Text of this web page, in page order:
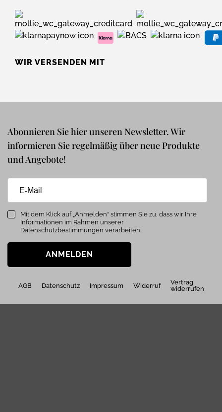
WIR VERSENDEN MIT
Abonnieren Sie hier unseren Newsletter. Wir
informieren Sie regelmäßig über neue Produkte
und Angebote!
Mit dem Klick auf „Anmelden“ stimmen Sie zu, dass wir Ihre
Informationen im Rahmen unserer
Datenschutzbestimmungen verarbeiten.
ANMELDEN
AGB Datenschutz Impressum Widerruf
Vertrag
widerrufen